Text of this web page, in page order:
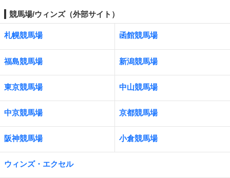
競馬場/ウィンズ（外部サイト）
札幌競馬場 函館競馬場
福島競馬場 新潟競馬場
東京競馬場 中山競馬場
中京競馬場 京都競馬場
阪神競馬場 小倉競馬場
ウィンズ・エクセル